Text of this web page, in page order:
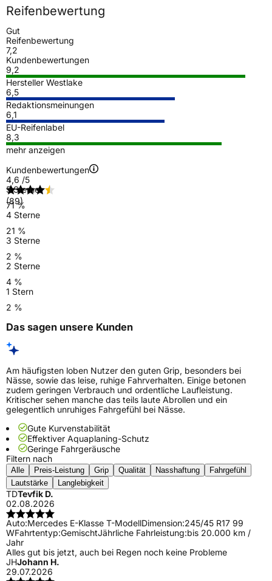
Reifenbewertung
Gut
Reifenbewertung
7,2
Kundenbewertungen
9,2
Hersteller Westlake
6,5
Redaktionsmeinungen
6,1
EU-Reifenlabel
8,3
mehr anzeigen
Kundenbewertungen
4,6 /5
(89)
5 Sterne
71 %
4 Sterne
21 %
3 Sterne
2 %
2 Sterne
4 %
1 Stern
2 %
Das sagen unsere Kunden
Am häufigsten loben Nutzer den guten Grip, besonders bei
Nässe, sowie das leise, ruhige Fahrverhalten. Einige betonen
zudem geringen Verbrauch und ordentliche Laufleistung.
Kritischer sehen manche das teils laute Abrollen und ein
gelegentlich unruhiges Fahrgefühl bei Nässe.
Gute Kurvenstabilität
Effektiver Aquaplaning-Schutz
Geringe Fahrgeräusche
Filtern nach
Alle Preis-Leistung Grip Qualität Nasshaftung
Fahrgefühl
Lautstärke
Langlebigkeit
TDTevfik D.
02.08.2026
Auto:Mercedes E-Klasse T-ModellDimension:245/45 R17 99
WFahrtentyp:GemischtJährliche Fahrleistung:bis 20.000 km /
Jahr
Alles gut bis jetzt, auch bei Regen noch keine Probleme
JHJohann H.
29.07.2026